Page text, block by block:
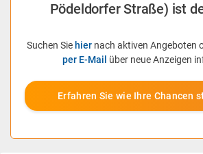
Pödeldorfer Straße) ist
Suchen Sie hiernach aktiven Angeboten
per E-Mail über neue Anzeigen
Erfahren Sie wie Ihre Chancen